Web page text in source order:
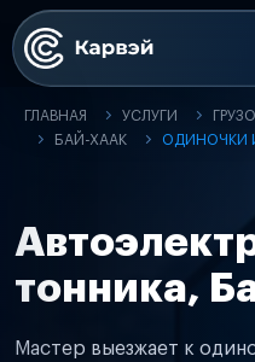
ГЛАВНАЯ УСЛУГИ
БАЙ-ХААК
ОДИНОЧКИ
тонника,
Мастер выезжает к